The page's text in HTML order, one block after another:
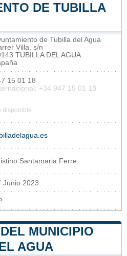
DE TUBILLA
de Tubilla del Agua
Villa, s/n
TUBILLA DEL AGUA
15 01 18
+34 947 15 01 18
disponible
Santamaria Ferre
Junio 2023
MUNICIPIO
AGUA